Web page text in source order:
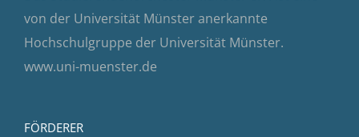
von der Universität Münster anerkannte
Hochschulgruppe der Universität Münster.
www.uni-muenster.de
FÖRDERER